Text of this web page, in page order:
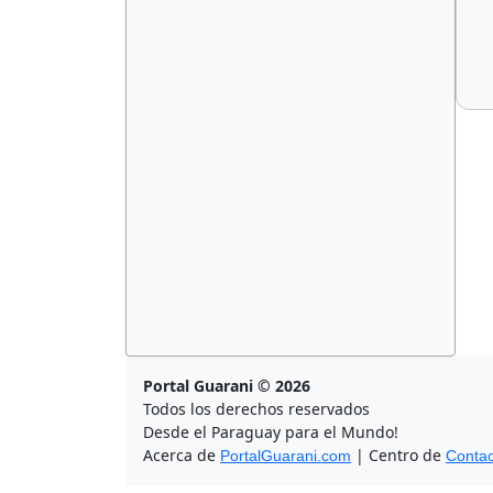
Portal Guarani © 2026
Todos los derechos reservados
Desde el Paraguay para el Mundo!
Acerca de PortalGuarani.com | Centro de